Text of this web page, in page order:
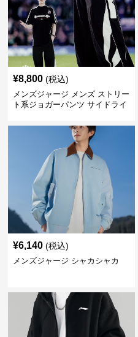
¥8,800 (税込)
メンズジャージ メンズ ストリー
ト系ジョガーパンツ サイドライ
¥6,140 (税込)
メンズジャージ シャカシャカ